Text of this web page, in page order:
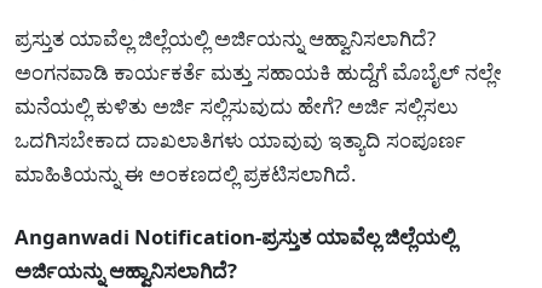
ಪ್ರಸ್ತುತ ಯಾವೆಲ್ಲ ಜಿಲ್ಲೆಯಲ್ಲಿ ಅರ್ಜಿಯನ್ನು ಆಹ್ವಾನಿಸಲಾಗಿದೆ?
ಅಂಗನವಾಡಿ ಕಾರ್ಯಕರ್ತೆ ಮತ್ತು ಸಹಾಯಕಿ ಹುದ್ದೆಗೆ ಮೊಬೈಲ್ ನಲ್ಲೇ
ಮನೆಯಲ್ಲಿ ಕುಳಿತು ಅರ್ಜಿ ಸಲ್ಲಿಸುವುದು ಹೇಗೆ? ಅರ್ಜಿ ಸಲ್ಲಿಸಲು
ಒದಗಿಸಬೇಕಾದ ದಾಖಲಾತಿಗಳು ಯಾವುವು ಇತ್ಯಾದಿ ಸಂಪೂರ್ಣ
ಮಾಹಿತಿಯನ್ನು ಈ ಅಂಕಣದಲ್ಲಿ ಪ್ರಕಟಿಸಲಾಗಿದೆ.
Anganwadi Notification-ಪ್ರಸ್ತುತ ಯಾವೆಲ್ಲ ಜಿಲ್ಲೆಯಲ್ಲಿ
ಅರ್ಜಿಯನ್ನು ಆಹ್ವಾನಿಸಲಾಗಿದೆ?